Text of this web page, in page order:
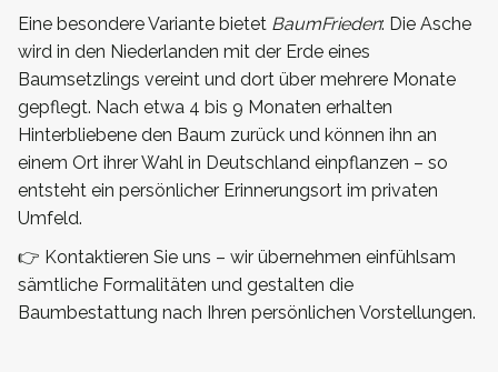
Eine besondere Variante bietet BaumFrieden: Die Asche
wird in den Niederlanden mit der Erde eines
Baumsetzlings vereint und dort über mehrere Monate
gepflegt. Nach etwa 4 bis 9 Monaten erhalten
Hinterbliebene den Baum zurück und können ihn an
einem Ort ihrer Wahl in Deutschland einpflanzen – so
entsteht ein persönlicher Erinnerungsort im privaten
Umfeld.
👉 Kontaktieren Sie uns – wir übernehmen einfühlsam
sämtliche Formalitäten und gestalten die
Baumbestattung nach Ihren persönlichen Vorstellungen.